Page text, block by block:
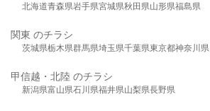
北海道青森県岩手県宮城県秋田県山形県福島県
関東 のチラシ
茨城県栃木県群馬県埼玉県千葉県東京都神奈川県
甲信越・北陸 のチラシ
新潟県富山県石川県福井県山梨県長野県